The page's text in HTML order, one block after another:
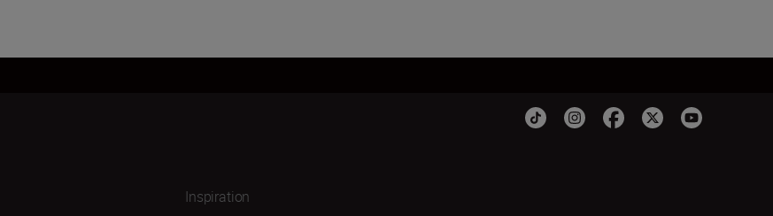
Inspiration